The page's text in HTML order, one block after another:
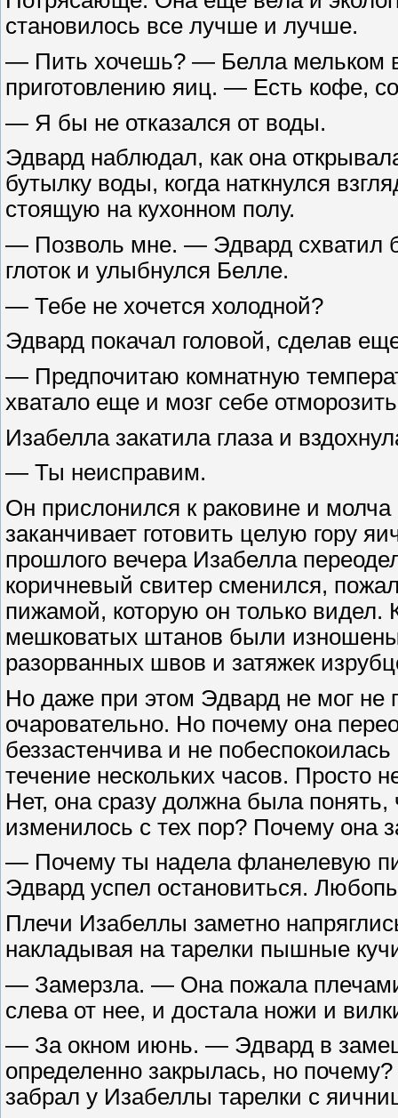
становилось все лучше и лучше.
— Пить хочешь? — Белла мельком
приготовлению яиц. — Есть кофе,
— Я бы не отказался от воды.
Эдвард наблюдал, как она
бутылку воды, когда наткнулся
стоящую на кухонном полу.
— Позволь мне. — Эдвард схватил
глоток и улыбнулся Белле.
— Тебе не хочется холодной?
Эдвард покачал головой, сделав
— Предпочитаю комнатную
хватало еще и мозг себе
Изабелла закатила глаза и
— Ты неисправим.
Он прислонился к раковине и
заканчивает готовить целую гору
прошлого вечера Изабелла
коричневый свитер сменился,
пижамой, которую он только видел.
мешковатых штанов были изношены
разорванных швов и затяжек
Но даже при этом Эдвард не мог не
очаровательно. Но почему она
беззастенчива и не
течение нескольких часов. Просто
Нет, она сразу должна была
изменилось с тех пор? Почему она
— Почему ты надела фланелевую
Эдвард успел остановиться.
Плечи Изабеллы заметно
накладывая на тарелки пышные
— Замерзла. — Она пожала
слева от нее, и достала ножи и
— За окном июнь. — Эдвард в
определенно закрылась, но
забрал у Изабеллы тарелки с